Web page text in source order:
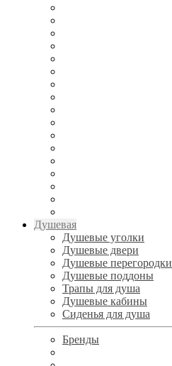
Душевая
Душевые уголки
Душевые двери
Душевые перегородки
Душевые поддоны
Трапы для душа
Душевые кабины
Сиденья для душа
Бренды